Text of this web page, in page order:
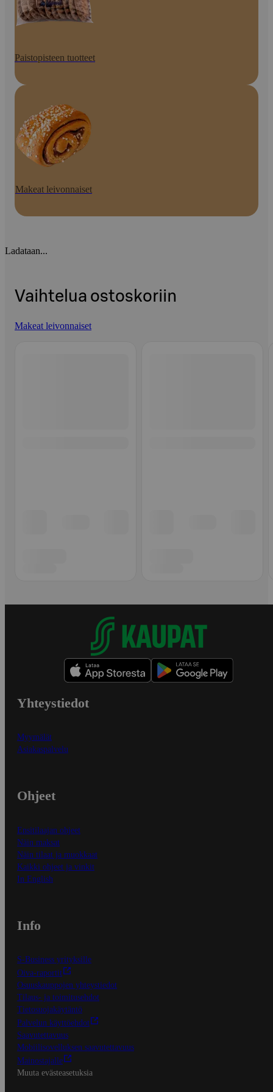
Paistopisteen tuotteet
Makeat leivonnaiset
Ladataan...
Vaihtelua ostoskoriin
Makeat leivonnaiset
Yhteystiedot
Myymälät
Asiakaspalvelu
Ohjeet
Ensitilaajan ohjeet
Näin maksat
Näin tilaat ja muokkaat
Kaikki ohjeet ja vinkit
In English
Info
S-Business yrityksille
Oiva-raportit
Osuuskauppojen yhteystiedot
Tilaus- ja toimitusehdot
Tietosuojakäytäntö
Palvelun käyttöehdot
Saavutettavuus
Mobiilisovelluksen saavutettavuus
Mainostajalle
Muuta evästeasetuksia